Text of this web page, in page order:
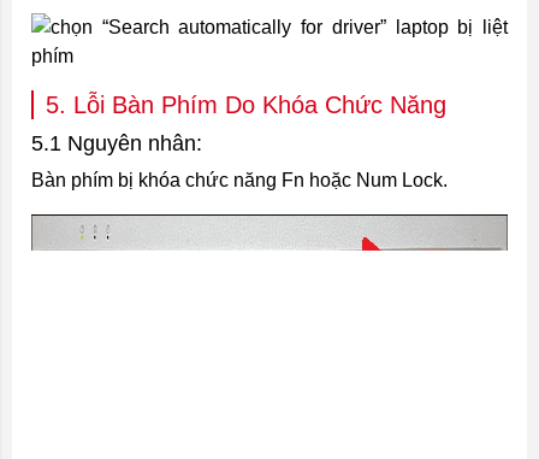
5. Lỗi Bàn Phím Do Khóa Chức Năng
5.1 Nguyên nhân:
Bàn phím bị khóa chức năng Fn hoặc Num Lock.